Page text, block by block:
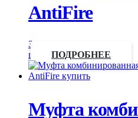
AntiFire
Запросить
цену
ПОДРОБНЕЕ
Муфта